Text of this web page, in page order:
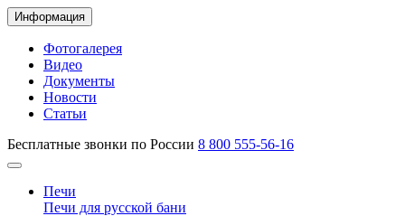
Информация
Фотогалерея
Видео
Документы
Новости
Статьи
Бесплатные звонки по России 8 800 555-56-16
Печи
Печи для русской бани